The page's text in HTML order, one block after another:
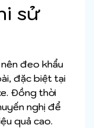
sử
đeo khẩu
đặc biệt tại
Đồng thời
nghị để
quả cao.